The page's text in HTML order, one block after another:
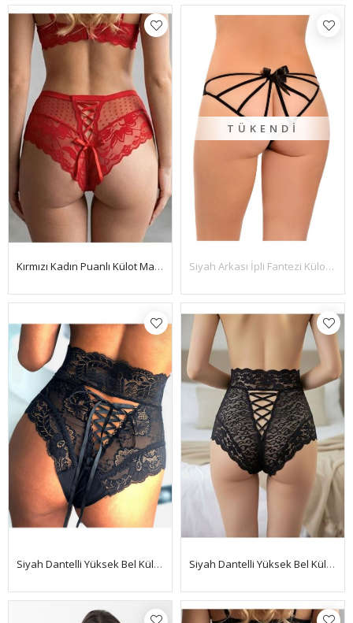
Kırmızı Kadın Puanlı Külot Margarita-K1006
TÜKENDI
Siyah Arkası İpli Fantezi Külot Rita - K1003
Siyah Dantelli Yüksek Bel Külot Hera - K1002 Siyah Dantelli Yüksek Bel Külot Venüs-K1013